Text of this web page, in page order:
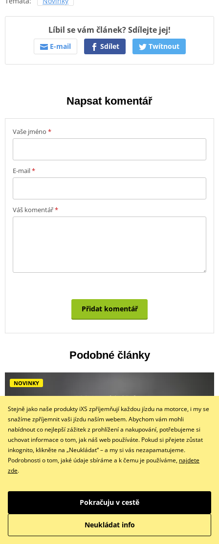
Líbil se vám článek? Sdílejte jej!
E-mail Sdílet Twítnout
Napsat komentář
Vaše jméno *
E-mail*
Váš komentář*
Přidat komentář
Podobné články
Tourster-GTX: Nová definice ochrany. Komfort jaký
neznáte.
NOVINKY
Stejně jako naše produkty iXS zpříjemňují každou jízdu na motorce, i my se
snažíme zpříjemnit vaši jízdu naším webem. Abychom vám mohli
nabídnout co nejlepší zážitek z prohlížení a nakupování, potřebujeme si
uchovat informace o tom, jak náš web používáte. Pokud si přejete zůstat
inkognito, klikněte na „Neukládat“ – a my si vás nezapamatujeme.
Podrobnosti o tom, jaké údaje sbíráme a k čemu je používáme, najdete
zde.
Neukládat info
Pokračuju v cestě